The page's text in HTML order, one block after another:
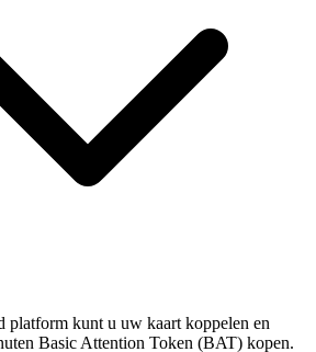
platform kunt u uw kaart koppelen en
Basic Attention Token (BAT) kopen.